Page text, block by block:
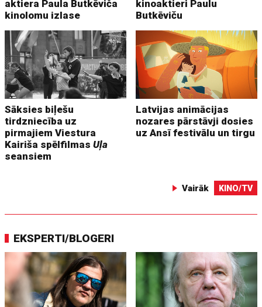
aktiera Paula Butkēviča
kinolomu izlase
kinoaktieri Paulu
Butkēviču
Sāksies biļešu
tirdzniecība uz
pirmajiem Viestura
Kairiša spēlfilmasUļa
seansiem
Latvijas animācijas
nozares pārstāvji dosies
uz Ansī festivālu un tirgu
Vairāk KINO/TV
EKSPERTI/BLOGERI